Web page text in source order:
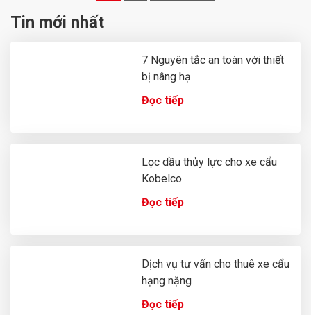
navigation
Tin mới nhất
7 Nguyên tắc an toàn với thiết
bị nâng hạ
Đọc tiếp
Lọc dầu thủy lực cho xe cẩu
Kobelco
Đọc tiếp
Dịch vụ tư vấn cho thuê xe cẩu
hạng nặng
Đọc tiếp